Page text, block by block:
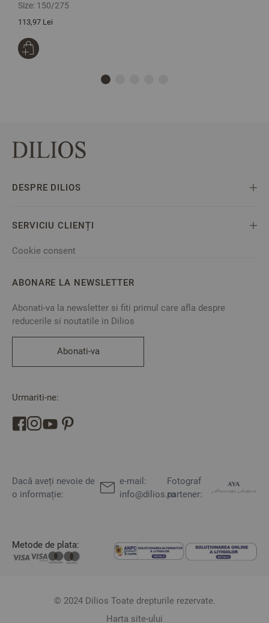
Size: 150/275
113,97 Lei
DESPRE DILIOS
SERVICIU CLIENȚI
Cookie consent
ABONARE LA NEWSLETTER
Abonati-va la newsletter si fiti primul care afla despre
reducerile si noutatile in Dilios
Abonati-va
Urmariti-ne:
Dacă aveți nevoie de
o informație:
e-mail:
info@dilios.ro
Fotograf
partener:
Metode de plata:
© 2024 Dilios Toate drepturile rezervate.
Harta site-ului